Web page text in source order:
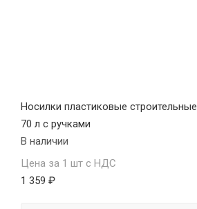
Носилки пластиковые строительные
70 л с ручками
В наличии
Цена за 1 шт с НДС
1 359 ₽